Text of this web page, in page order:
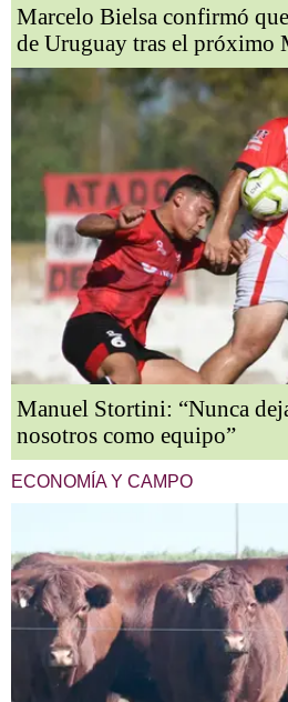
Marcelo Bielsa confirmó
de Uruguay tras el próximo
Manuel Stortini: “Nunca
nosotros como equipo”
ECONOMÍA Y CAMPO